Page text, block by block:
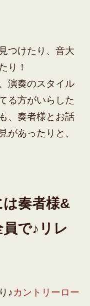
つけたり、音大
り！
演奏のスタイル
る方がいらした
、奏者様とお話
があったりと、
奏者様&
で♪リレ
♪カントリーロー